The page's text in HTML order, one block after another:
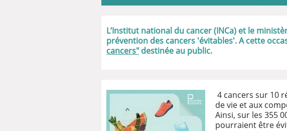
Règlement et composition
Partenaires
Historique
2024
2023
Archives
La
L’Institut national du cancer (INCa) et le
prévention des cancers 'évitables'. A cette
cancers" destinée au public.
4 cancers sur 10
de vie et aux
Ainsi, sur les 355
pourraient être